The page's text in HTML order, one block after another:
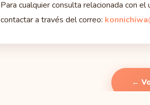
Para cualquier consulta relacionada con
contactar a través del correo:
←